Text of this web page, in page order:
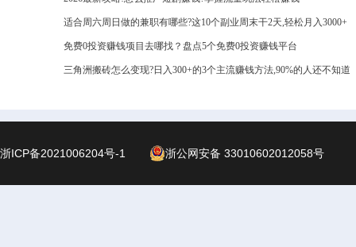
适合周六周日做的兼职有哪些?这10个副业周末干2天,轻松月入3000+
免费0投资赚钱项目去哪找？盘点5个免费0投资赚钱平台
三角洲搬砖怎么变现?日入300+的3个主流赚钱方法,90%的人还不知道
浙ICP备2021006204号-1 浙公网安备 33010602012058号